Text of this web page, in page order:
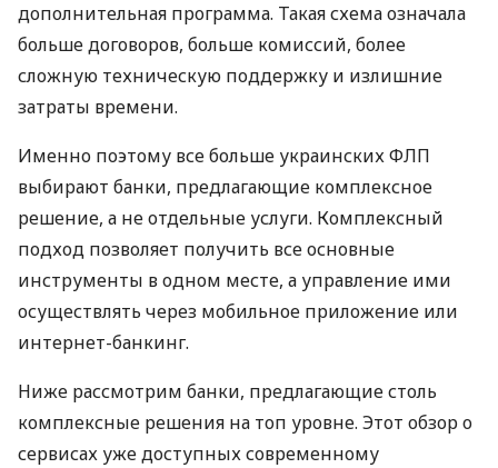
дополнительная программа. Такая схема означала
больше договоров, больше комиссий, более
сложную техническую поддержку и излишние
затраты времени.
Именно поэтому все больше украинских ФЛП
выбирают банки, предлагающие комплексное
решение, а не отдельные услуги. Комплексный
подход позволяет получить все основные
инструменты в одном месте, а управление ими
осуществлять через мобильное приложение или
интернет-банкинг.
Ниже рассмотрим банки, предлагающие столь
комплексные решения на топ уровне. Этот обзор о
сервисах уже доступных современному